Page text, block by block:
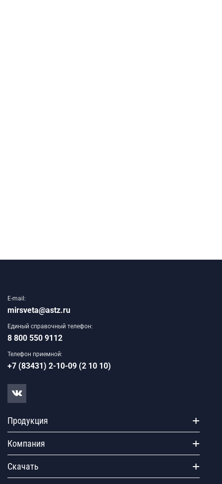
E-mail:
mirsveta@astz.ru
Единый справочный телефон:
8 800 550 9112
Телефон приемной:
+7 (83431) 2-10-09 (2 10 10)
Продукция
Компания
Скачать